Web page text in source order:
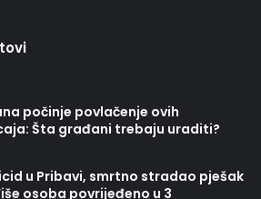
počinje povlačenje ovih
Šta građani trebaju uraditi?
u Pribavi, smrtno stradao pješak
osoba povrijeđeno u 3